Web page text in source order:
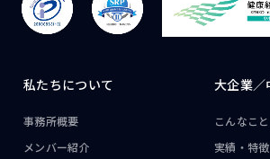
私たちについて
事務所概要
メンバー紹介
大企業／
こんなこ
実績・特徴